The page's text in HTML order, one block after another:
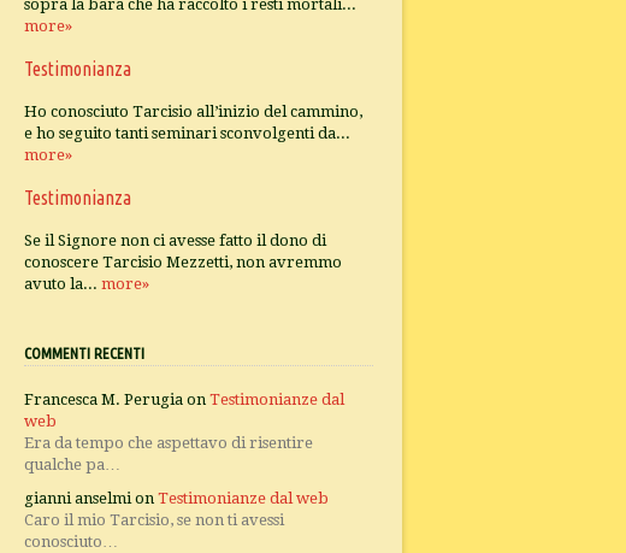
sopra la bara che ha raccolto i resti mortali...
more»
Testimonianza
Ho conosciuto Tarcisio all’inizio del cammino,
e ho seguito tanti seminari sconvolgenti da...
more»
Testimonianza
Se il Signore non ci avesse fatto il dono di
conoscere Tarcisio Mezzetti, non avremmo
avuto la...more»
COMMENTI RECENTI
Francesca M. Perugia on Testimonianze dal
web
Era da tempo che aspettavo di risentire
qualche pa…
gianni anselmi on Testimonianze dal web
Caro il mio Tarcisio, se non ti avessi
conosciuto…